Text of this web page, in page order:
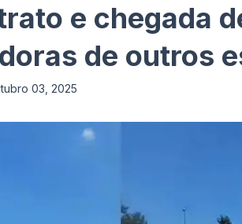
e chegada
de outros
03, 2025